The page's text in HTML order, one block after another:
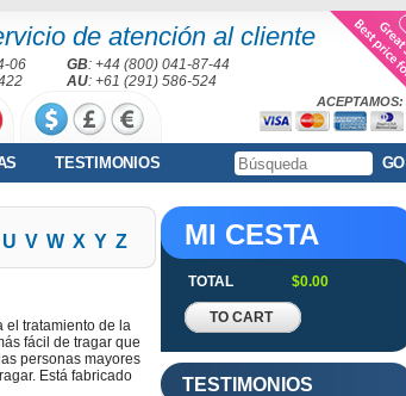
de atención al cliente
06 GB: +44 (800) 041-87-44
AU: +61 (291) 586-524
ACEPTAMOS:
TESTIMONIOS GO
U V W X Y Z
el tratamiento de la
fácil de tragar que
personas mayores
Está fabricado
MI CESTA
TOTAL $0.00
TO CART
TESTIMONIOS